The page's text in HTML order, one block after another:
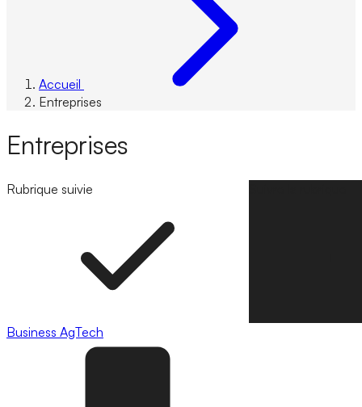
Accueil
Entreprises
Entreprises
Rubrique suivie
Business AgTech